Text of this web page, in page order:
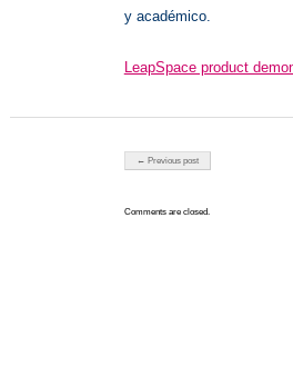
y académico.
LeapSpace product
Post navigation
← Previous post
Comments are closed.